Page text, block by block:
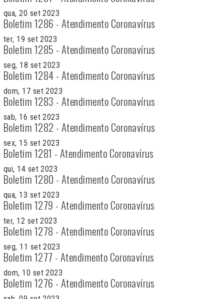
qua, 20 set 2023
Boletim 1286 - Atendimento Coronavírus
ter, 19 set 2023
Boletim 1285 - Atendimento Coronavírus
seg, 18 set 2023
Boletim 1284 - Atendimento Coronavírus
dom, 17 set 2023
Boletim 1283 - Atendimento Coronavírus
sab, 16 set 2023
Boletim 1282 - Atendimento Coronavírus
sex, 15 set 2023
Boletim 1281 - Atendimento Coronavírus
qui, 14 set 2023
Boletim 1280 - Atendimento Coronavírus
qua, 13 set 2023
Boletim 1279 - Atendimento Coronavírus
ter, 12 set 2023
Boletim 1278 - Atendimento Coronavírus
seg, 11 set 2023
Boletim 1277 - Atendimento Coronavírus
dom, 10 set 2023
Boletim 1276 - Atendimento Coronavírus